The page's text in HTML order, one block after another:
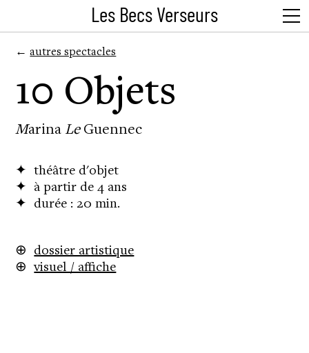
Les Becs Verseurs
←autres spectacles
10 Objets
Marina LeGuennec
✦théâtre d'objet
✦ à partir de 4 ans
✦ durée : 20 min.
⊕ dossier artistique
⊕visuel / affiche